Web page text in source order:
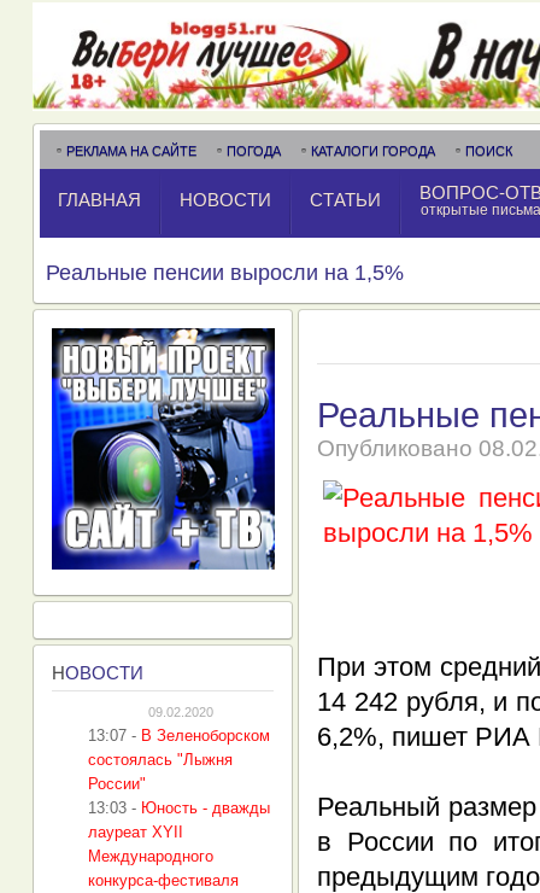
РЕКЛАМА НА САЙТЕ ПОГОДА КАТАЛОГИ ГОРОДА ПОИСК
ГЛАВНАЯ НОВОСТИ СТАТЬИ ВОПРОС-
открытые письма
Реальные пенсии выросли на 1,5%
Реальные
Опубликовано
При этом
14 242 рубля, и
6,2%, пишет РИА
Реальный
в России по
предыдущим
НОВОСТИ
09.02.2020
13:07 - В Зеленоборском
состоялась "Лыжня
России"
13:03 - Юность - дважды
лауреат XYII
Международного
конкурса-фестиваля